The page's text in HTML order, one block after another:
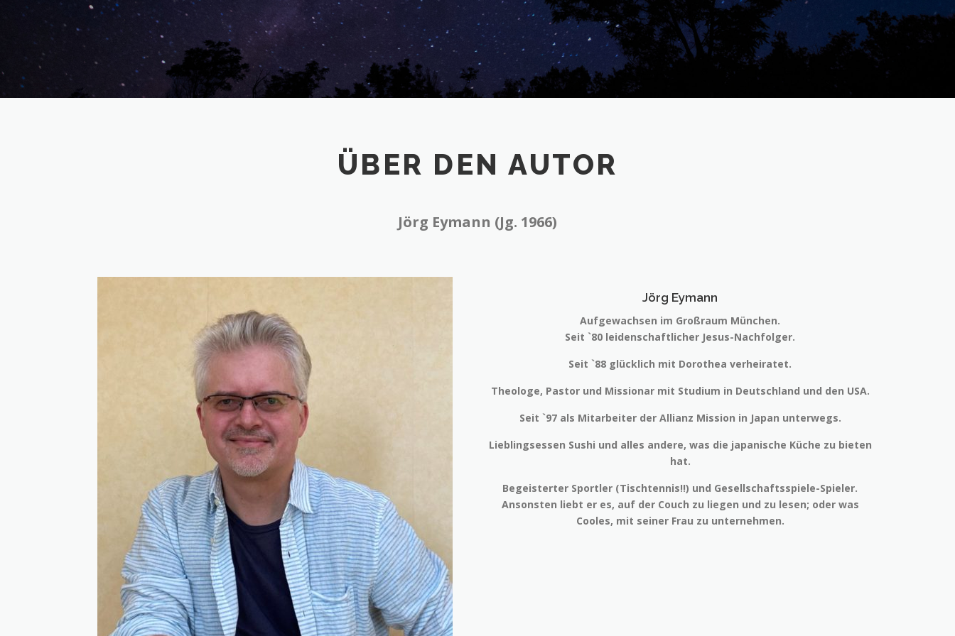
ÜBER DEN AUTOR
Jörg Eymann (Jg. 1966)
Jörg Eymann
Aufgewachsen im Großraum München.
Seit `80 leidenschaftlicher Jesus-Nachfolger.
Seit `88 glücklich mit Dorothea verheiratet.
Theologe, Pastor und Missionar mit Studium in Deutschland und den USA.
Seit `97 als Mitarbeiter der Allianz Mission in Japan unterwegs.
Lieblingsessen Sushi und alles andere, was die japanische Küche zu bieten
hat.
Begeisterter Sportler (Tischtennis!!) und Gesellschaftsspiele-Spieler.
Ansonsten liebt er es, auf der Couch zu liegen und zu lesen; oder was
Cooles, mit seiner Frau zu unternehmen.